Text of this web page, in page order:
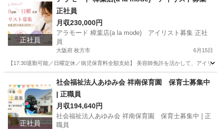
正社員
正社員
月収230,000円
アラモード 樟葉店(a la mode) アイリスト募集 正社
員
大阪府 枚方市 6月15日
【17:30退勤可能／日曜定休／病児保育料全額支給】 美容師免許を活かして、アイリ
その他
正社員
社会福祉法人あゆみ会 祥南保育園 保育士募集中
| 正職員
月収194,640円
社会福祉法人あゆみ会 祥南保育園 保育士募集中 | 正
職員